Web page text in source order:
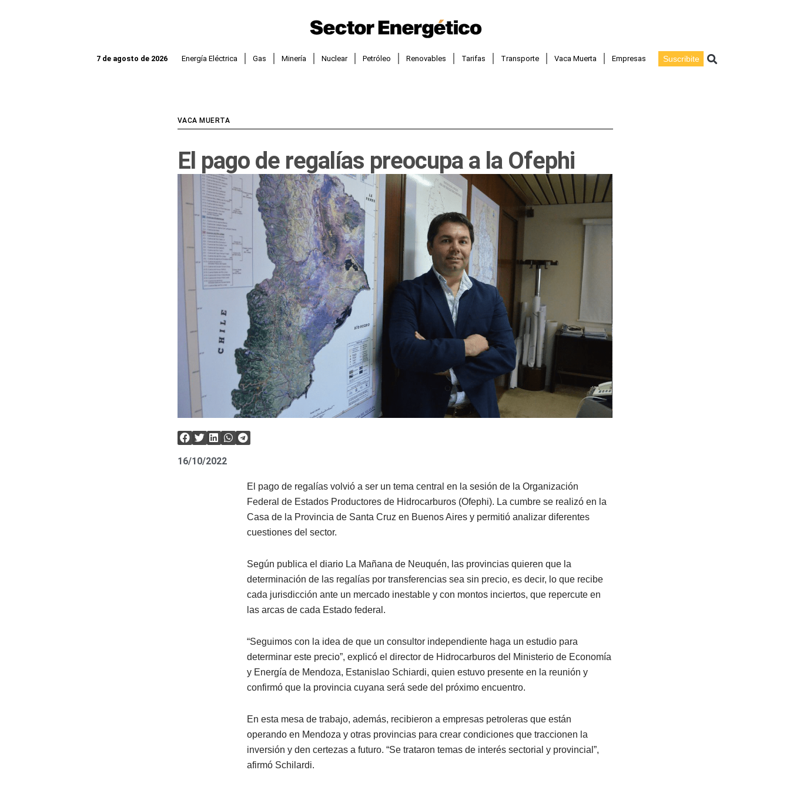
7 de agosto de 2026 Energía Eléctrica Gas Minería Nuclear Petróleo Renovables Tarifas Transporte Vaca Muerta Empresas Suscribite Buscar
VACA MUERTA
El pago de regalías preocupa a la Ofephi
16/10/2022
El pago de regalías volvió a ser un tema central en la sesión de la Organización
Federal de Estados Productores de Hidrocarburos (Ofephi). La cumbre se realizó en la
Casa de la Provincia de Santa Cruz en Buenos Aires y permitió analizar diferentes
cuestiones del sector.
Según publica el diario La Mañana de Neuquén, las provincias quieren que la
determinación de las regalías por transferencias sea sin precio, es decir, lo que recibe
cada jurisdicción ante un mercado inestable y con montos inciertos, que repercute en
las arcas de cada Estado federal.
“Seguimos con la idea de que un consultor independiente haga un estudio para
determinar este precio”, explicó el director de Hidrocarburos del Ministerio de Economía
y Energía de Mendoza, Estanislao Schiardi, quien estuvo presente en la reunión y
confirmó que la provincia cuyana será sede del próximo encuentro.
En esta mesa de trabajo, además, recibieron a empresas petroleras que están
operando en Mendoza y otras provincias para crear condiciones que traccionen la
inversión y den certezas a futuro. “Se trataron temas de interés sectorial y provincial”,
afirmó Schilardi.